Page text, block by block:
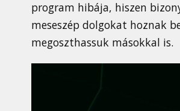
program hibája, hiszen
meseszép dolgokat hoznak
megoszthassuk másokkal is.